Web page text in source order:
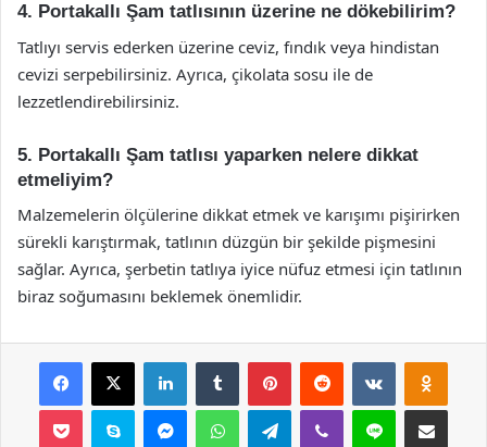
4. Portakallı Şam tatlısının üzerine ne dökebilirim?
Tatlıyı servis ederken üzerine ceviz, fındık veya hindistan
cevizi serpebilirsiniz. Ayrıca, çikolata sosu ile de
lezzetlendirebilirsiniz.
5. Portakallı Şam tatlısı yaparken nelere dikkat
etmeliyim?
Malzemelerin ölçülerine dikkat etmek ve karışımı pişirirken
sürekli karıştırmak, tatlının düzgün bir şekilde pişmesini
sağlar. Ayrıca, şerbetin tatlıya iyice nüfuz etmesi için tatlının
biraz soğumasını beklemek önemlidir.
Facebook
X LinkedInTumblr PinterestReddit VKontakte
Pocket Skype MessengerWhatsAppTelegramViber Line E-Posta ile